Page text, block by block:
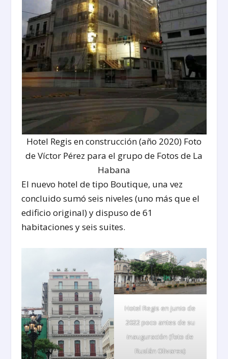
Hotel Regis en construcción (año 2020) Foto
de Víctor Pérez para el grupo de Fotos de La
Habana
El nuevo hotel de tipo Boutique, una vez
concluido sumó seis niveles (uno más que el
edificio original) y dispuso de 61
habitaciones y seis suites.
Hotel Regis en junio de
2022 poco antes de su
inauguración (foto de
Ruslán Olivares)